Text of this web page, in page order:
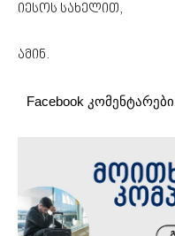
იესოს სახელით,
ამინ.
Facebook კომენტარები